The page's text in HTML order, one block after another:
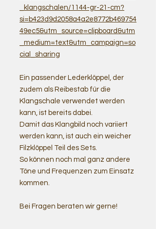
_klangschalen/1144-gr-21-cm?
si=b423d9d2058a4a2e8772b469754
49ec5&utm_source=clipboard&utm
_medium=text&utm_campaign=so
cial_sharing
Ein passender Lederklöppel, der
zudem als Reibestab für die
Klangschale verwendet werden
kann, ist bereits dabei.
Damit das Klangbild noch variiert
werden kann, ist auch ein weicher
Filzklöppel Teil des Sets.
So können noch mal ganz andere
Töne und Frequenzen zum Einsatz
kommen.
Bei Fragen beraten wir gerne!